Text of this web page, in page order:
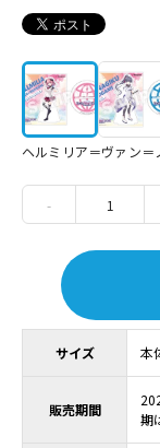
サイズ 本
販売期間
期
ヘルミリア＝ヴァン＝
- 1